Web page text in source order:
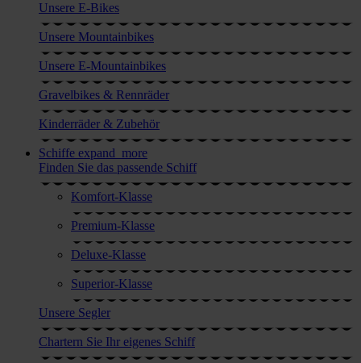
Unsere E-Bikes
Unsere Mountainbikes
Unsere E-Mountainbikes
Gravelbikes & Rennräder
Kinderräder & Zubehör
Schiffe expand_more
Finden Sie das passende Schiff
Komfort-Klasse
Premium-Klasse
Deluxe-Klasse
Superior-Klasse
Unsere Segler
Chartern Sie Ihr eigenes Schiff